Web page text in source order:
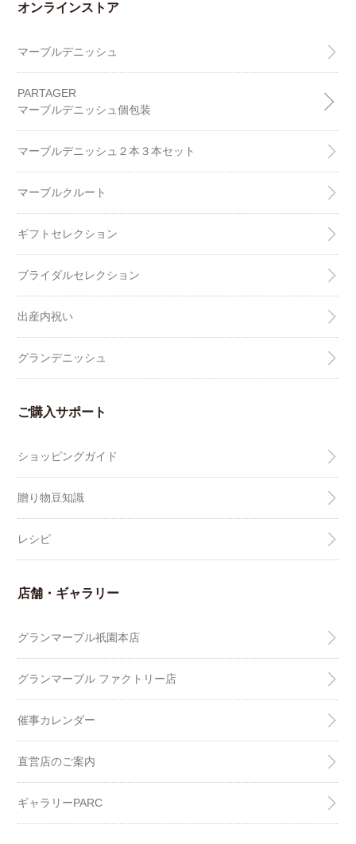
オンラインストア
マーブルデニッシュ
PARTAGER
マーブルデニッシュ個包装
マーブルデニッシュ２本３本セット
マーブルクルート
ギフトセレクション
ブライダルセレクション
出産内祝い
グランデニッシュ
ご購入サポート
ショッピングガイド
贈り物豆知識
レシピ
店舗・ギャラリー
グランマーブル祇園本店
グランマーブル ファクトリー店
催事カレンダー
直営店のご案内
ギャラリーPARC